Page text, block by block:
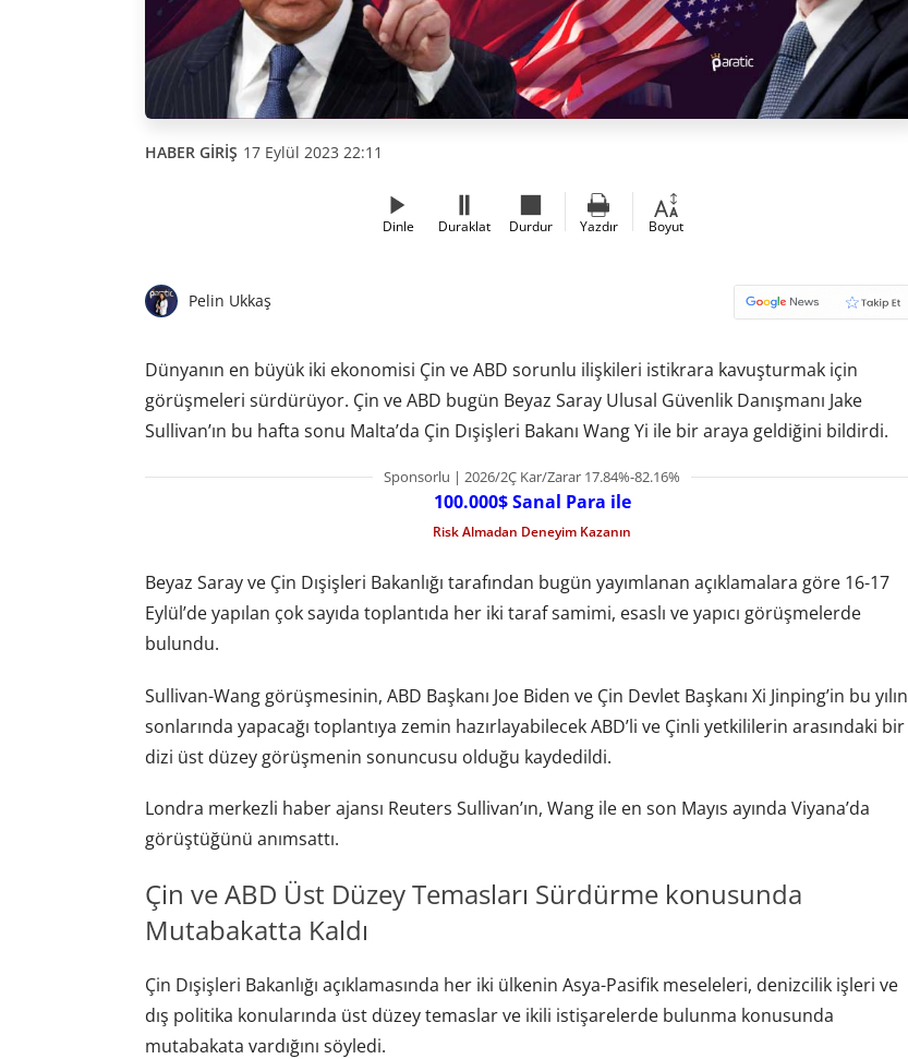
HABER GİRİŞ 17 Eylül 2023 22:11
Dinle Duraklat Durdur Yazdır Boyut
Pelin Ukkaş
Dünyanın en büyük iki ekonomisi Çin ve ABD sorunlu ilişkileri istikrara kavuşturmak için
görüşmeleri sürdürüyor. Çin ve ABD bugün Beyaz Saray Ulusal Güvenlik Danışmanı Jake
Sullivan’ın bu hafta sonu Malta’da Çin Dışişleri Bakanı Wang Yi ile bir araya geldiğini bildirdi.
Sponsorlu | 2026/2Ç Kar/Zarar 17.84%-82.16%
100.000$ Sanal Para ile
Risk Almadan Deneyim Kazanın
Beyaz Saray ve Çin Dışişleri Bakanlığı tarafından bugün yayımlanan açıklamalara göre 16-17
Eylül’de yapılan çok sayıda toplantıda her iki taraf samimi, esaslı ve yapıcı görüşmelerde
bulundu.
Sullivan-Wang görüşmesinin, ABD Başkanı Joe Biden ve Çin Devlet Başkanı Xi Jinping’in bu yılın
sonlarında yapacağı toplantıya zemin hazırlayabilecek ABD’li ve Çinli yetkililerin arasındaki bir
dizi üst düzey görüşmenin sonuncusu olduğu kaydedildi.
Londra merkezli haber ajansı Reuters Sullivan’ın, Wang ile en son Mayıs ayında Viyana’da
görüştüğünü anımsattı.
Çin ve ABD Üst Düzey Temasları Sürdürme konusunda
Mutabakatta Kaldı
Çin Dışişleri Bakanlığı açıklamasında her iki ülkenin Asya-Pasifik meseleleri, denizcilik işleri ve
dış politika konularında üst düzey temaslar ve ikili istişarelerde bulunma konusunda
mutabakata vardığını söyledi.